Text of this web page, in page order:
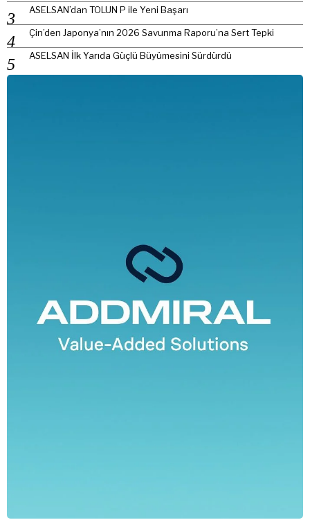
ASELSAN’dan TOLUN P ile Yeni Başarı
Çin’den Japonya’nın 2026 Savunma Raporu’na Sert Tepki
ASELSAN İlk Yarıda Güçlü Büyümesini Sürdürdü